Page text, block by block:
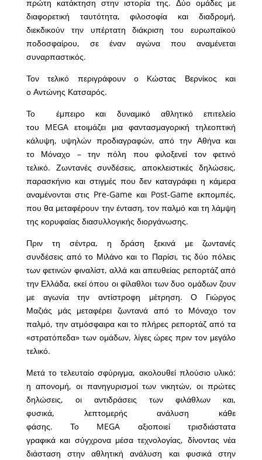
πρώτη κατάκτηση στην ιστορία της. Δύο ομάδες με
διαφορετική ταυτότητα, φιλοσοφία και διαδρομή,
διεκδικούν την υπέρτατη διάκριση του ευρωπαϊκού
ποδοσφαίρου, σε έναν αγώνα που αναμένεται
συναρπαστικός.
Τον τελικό περιγράφουν ο Κώστας Βερνίκος και
ο Αντώνης Κατσαρός.
Το έμπειρο και δυναμικό αθλητικό επιτελείο
του MEGA ετοιμάζει μια φαντασμαγορική τηλεοπτική
κάλυψη, υψηλών προδιαγραφών, από την Αθήνα και
το Μόναχο – την πόλη που φιλοξενεί τον φετινό
τελικό. Ζωντανές συνδέσεις, αποκλειστικές δηλώσεις,
παρασκήνιο και στιγμές που δεν καταγράφει η κάμερα
αναμένονται στις Pre-Game και Post-Game εκπομπές,
που θα μεταφέρουν την ένταση, τον παλμό και τη λάμψη
της κορυφαίας διασυλλογικής διοργάνωσης.
Πριν τη σέντρα, η δράση ξεκινά με ζωντανές
συνδέσεις από το Μιλάνο και το Παρίσι, τις δύο πόλεις
των φετινών φιναλίστ, αλλά και απευθείας ρεπορτάζ από
την Ελλάδα, εκεί όπου οι φίλαθλοι των δυο ομάδων ζουν
με αγωνία την αντίστροφη μέτρηση. Ο Γιώργος
Μαζιάς μάς μεταφέρει ζωντανά από το Μόναχο τον
παλμό, την ατμόσφαιρα και το πλήρες ρεπορτάζ από τα
«στρατόπεδα» των ομάδων, λίγες ώρες πριν τον μεγάλο
τελικό.
Μετά το τελευταίο σφύριγμα, ακολουθεί πλούσιο υλικό:
η απονομή, οι πανηγυρισμοί των νικητών, οι πρώτες
δηλώσεις, οι αντιδράσεις των φιλάθλων και,
φυσικά, λεπτομερής ανάλυση κάθε
φάσης. Το MEGA αξιοποιεί τρισδιάστατα
γραφικά και σύγχρονα μέσα τεχνολογίας, δίνοντας νέα
διάσταση στην αθλητική ανάλυση και φυσικά στην